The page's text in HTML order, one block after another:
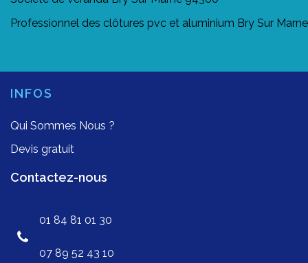
Professionnel des clôtures pvc et aluminium Bry Sur
INFOS
Qui Sommes Nous ?
Devis gratuit
Contactez-nous
01 84 81 01 30
07 89 52 43 10